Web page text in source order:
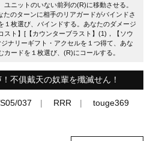
ニットのいない前列の(R)に移動させる。
たのターンに相手のリアガードがバインドさ
１枚選び、バインドする。あなたのダメージ
スト】[【カウンターブラスト】(1)，【ソウ
ナリーギフト・アクセルを１つ得て、あな
ードを１枚選び、(R)にコールする。
不俱戴天の奴輩を殲滅せん！
037 RRR touge369